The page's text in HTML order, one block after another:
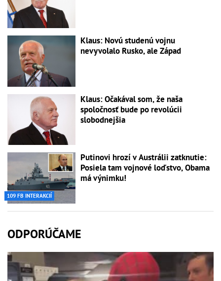
Klaus: Novú studenú vojnu
nevyvolalo Rusko, ale Západ
Klaus: Očakával som, že naša
spoločnosť bude po revolúcii
slobodnejšia
109 FB INTERAKCIÍ
Putinovi hrozí v Austrálii zatknutie:
Posiela tam vojnové loďstvo, Obama
má výnimku!
ODPORÚČAME